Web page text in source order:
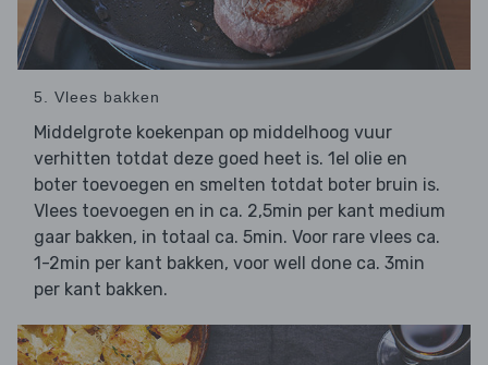
5. Vlees bakken
Middelgrote koekenpan op middelhoog vuur
verhitten totdat deze goed heet is. 1el olie en
boter toevoegen en smelten totdat boter bruin is.
Vlees toevoegen en in ca. 2,5min per kant medium
gaar bakken, in totaal ca. 5min. Voor rare vlees ca.
1-2min per kant bakken, voor well done ca. 3min
per kant bakken.